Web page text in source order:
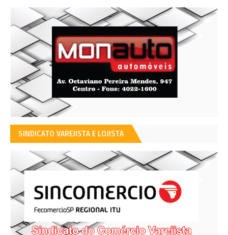
SINDICATO VAREJISTA E LOJISTA